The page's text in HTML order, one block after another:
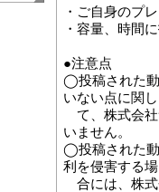
・ご自身のプ
・容量、時間
●注意点
◯投稿された動
いない点に関
て、株式会社
いません。
◯投稿された動
利を侵害する場
合には、株式